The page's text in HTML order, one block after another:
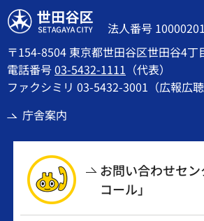
世田谷区
法人番号
〒154-8504 東京都世田谷区世田谷4丁
電話番号03-5432-1111 （代表）
ファクシミリ 03-5432-3001（広報広聴
庁舎案内
お問い合わせセ
コール」